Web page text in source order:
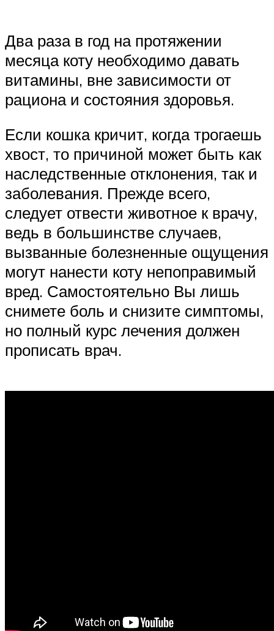
Два раза в год на протяжении
месяца коту необходимо давать
витамины, вне зависимости от
рациона и состояния здоровья.
Если кошка кричит, когда трогаешь
хвост, то причиной может быть как
наследственные отклонения, так и
заболевания. Прежде всего,
следует отвести животное к врачу,
ведь в большинстве случаев,
вызванные болезненные ощущения
могут нанести коту непоправимый
вред. Самостоятельно Вы лишь
снимете боль и снизите симптомы,
но полный курс лечения должен
прописать врач.